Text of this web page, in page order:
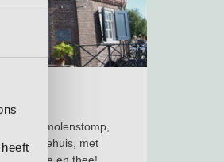
is een molenstomp,
een theehuis, met